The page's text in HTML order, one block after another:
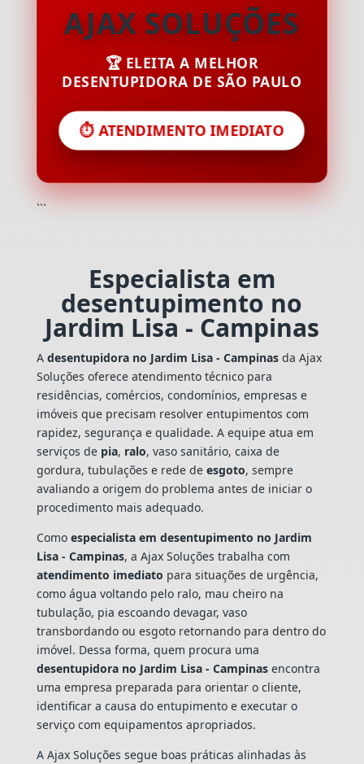
AJAX SOLUÇÕES
🏆 ELEITA A MELHOR
DESENTUPIDORA DE SÃO PAULO
⏱️ ATENDIMENTO IMEDIATO
```
Especialista em
desentupimento no
Jardim Lisa - Campinas
A desentupidora no Jardim Lisa - Campinasda Ajax
Soluções oferece atendimento técnico para
residências, comércios, condomínios, empresas e
imóveis que precisam resolver entupimentos com
rapidez, segurança e qualidade. A equipe atua em
serviços de pia, ralo, vaso sanitário, caixa de
gordura, tubulações e rede de esgoto, sempre
avaliando a origem do problema antes de iniciar o
procedimento mais adequado.
Como especialista em desentupimento no Jardim
Lisa - Campinas, a Ajax Soluções trabalha com
atendimento imediato para situações de urgência,
como água voltando pelo ralo, mau cheiro na
tubulação, pia escoando devagar, vaso
transbordando ou esgoto retornando para dentro do
imóvel. Dessa forma, quem procura uma
desentupidora no Jardim Lisa - Campinasencontra
uma empresa preparada para orientar o cliente,
identificar a causa do entupimento e executar o
serviço com equipamentos apropriados.
A Ajax Soluções segue boas práticas alinhadas às